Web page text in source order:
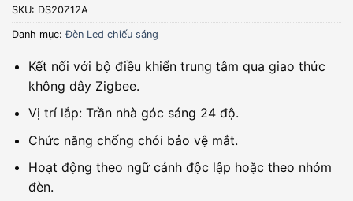
SKU: DS20Z12A
Danh mục:Đèn Led chiếu sáng
Kết nối với bộ điều khiển trung tâm qua giao thức
không dây Zigbee.
Vị trí lắp: Trần nhà góc sáng 24 độ.
Chức năng chống chói bảo vệ mắt.
Hoạt động theo ngữ cảnh độc lập hoặc theo nhóm
đèn.